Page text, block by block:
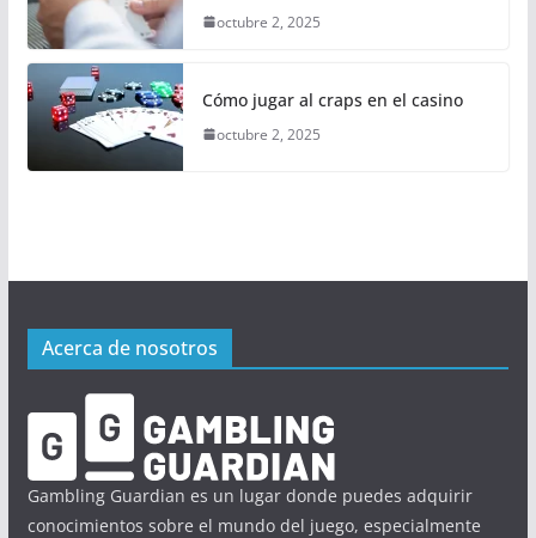
octubre 2, 2025
Cómo jugar al craps en el casino
octubre 2, 2025
Acerca de nosotros
Gambling Guardian es un lugar donde puedes adquirir
conocimientos sobre el mundo del juego, especialmente